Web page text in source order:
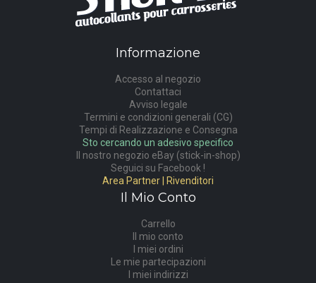
Informazione
Accesso al negozio
Contattaci
Avviso legale
Termini e condizioni generali (CG)
Tempi di Realizzazione e Consegna
Sto cercando un adesivo specifico
Il nostro negozio eBay (stick-in-shop)
Seguici su Facebook !
Area Partner | Rivenditori
Il Mio Conto
Carrello
Il mio conto
I miei ordini
Le mie partecipazioni
I miei indirizzi